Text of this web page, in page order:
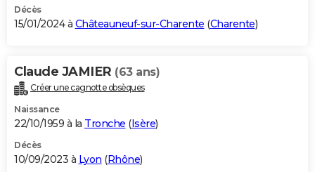
Décès
15/01/2024 à Châteauneuf-sur-Charente (Charente)
Claude JAMIER (63 ans)
Créer une cagnotte obsèques
Naissance
22/10/1959 à la Tronche (Isère)
Décès
10/09/2023 à Lyon (Rhône)